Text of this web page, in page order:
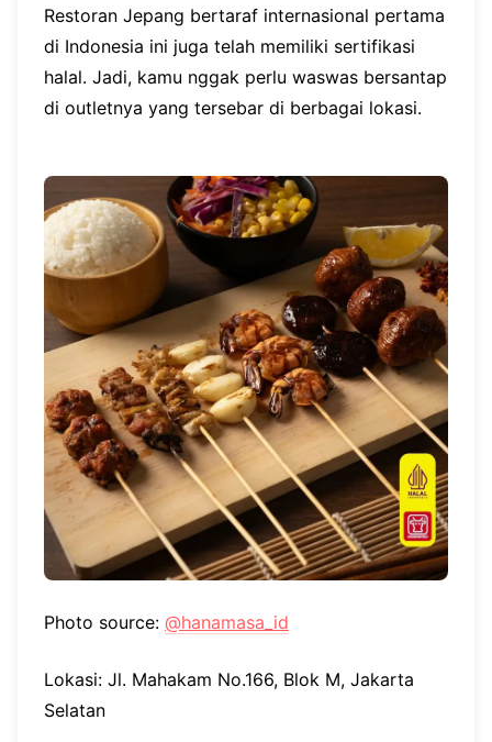
Restoran Jepang bertaraf internasional pertama
di Indonesia ini juga telah memiliki sertifikasi
halal. Jadi, kamu nggak perlu waswas bersantap
di outletnya yang tersebar di berbagai lokasi.
Photo source: @hanamasa_id
Lokasi: Jl. Mahakam No.166, Blok M, Jakarta
Selatan